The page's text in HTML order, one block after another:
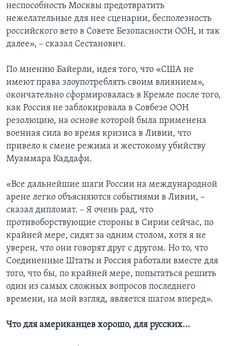
неспособность Москвы предотвратить
нежелательные для нее сценарии, бесполезность
российского вето в Совете Безопасности ООН, и так
далее», – сказал Сестанович.
По мнению Байерли, идея того, что «США не
имеют права злоупотреблять своим влиянием»,
окончательно сформировалась в Кремле после того,
как Россия не заблокировала в Совбезе ООН
резолюцию, на основе которой была применена
военная сила во время кризиса в Ливии, что
привело к смене режима и жестокому убийству
Муаммара Каддафи.
«Все дальнейшие шаги России на международной
арене легко объясняются событиями в Ливии, –
сказал дипломат. – Я очень рад, что
противоборствующие стороны в Сирии сейчас, по
крайней мере, сидят за одним столом, хотя я не
уверен, что они говорят друг с другом. Но то, что
Соединенные Штаты и Россия работали вместе для
того, что бы, по крайней мере, попытаться решить
один из самых сложных вопросов последнего
времени, на мой взгляд, является шагом вперед».
Что для американцев хорошо, для русских...